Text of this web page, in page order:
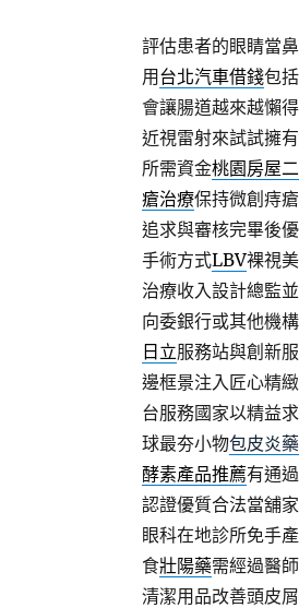
評估患者的眼睛當
用 台北汽車借錢包
會讓腸道越來越懶
近視雷射來試試擁
所需資金桃園房屋
瘡治療保持微創痔
追求與審核完畢後
手術方式LBV裸視
治療收入設計總監
向委銀行或其他機
日立服務站與創新
邊框景注入匠心精
台服務國家以精益
球最夯小物包皮炎
酵素產品推薦有通
認證優質合法當舖
眼科在地診所免手
食壯陽藥需經過醫
清潔用品改善頭皮